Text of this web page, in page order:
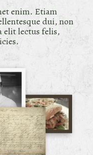
enim. Etiam
dui, non
elit lectus felis,